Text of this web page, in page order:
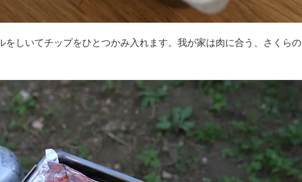
をしいてチップをひとつかみ入れます。我が家は肉に合う、さくらの